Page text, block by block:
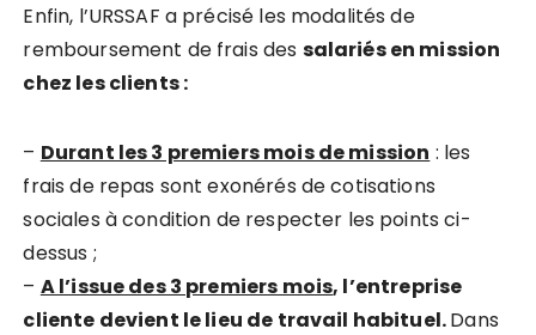
Enfin, l’URSSAF a précisé les modalités de
remboursement de frais des salariés en mission
chez les clients :
– Durant les 3 premiers mois de mission : les
frais de repas sont exonérés de cotisations
sociales à condition de respecter les points ci-
dessus ;
– A l’issue des 3 premiers mois, l’entreprise
cliente devient le lieu de travail habituel.Dans